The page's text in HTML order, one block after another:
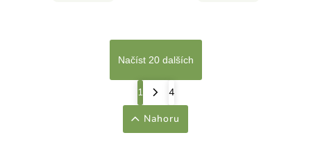
Načíst 20 dalších
1
4
Nahoru